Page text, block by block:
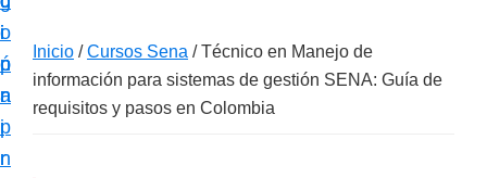
i
ó
n
p
r
o
p
r
i
n
i
n
a
a
c
i
Inicio / Cursos Sena /Técnico en Manejo de
información para sistemas de gestión SENA: Guía de
requisitos y pasos en Colombia